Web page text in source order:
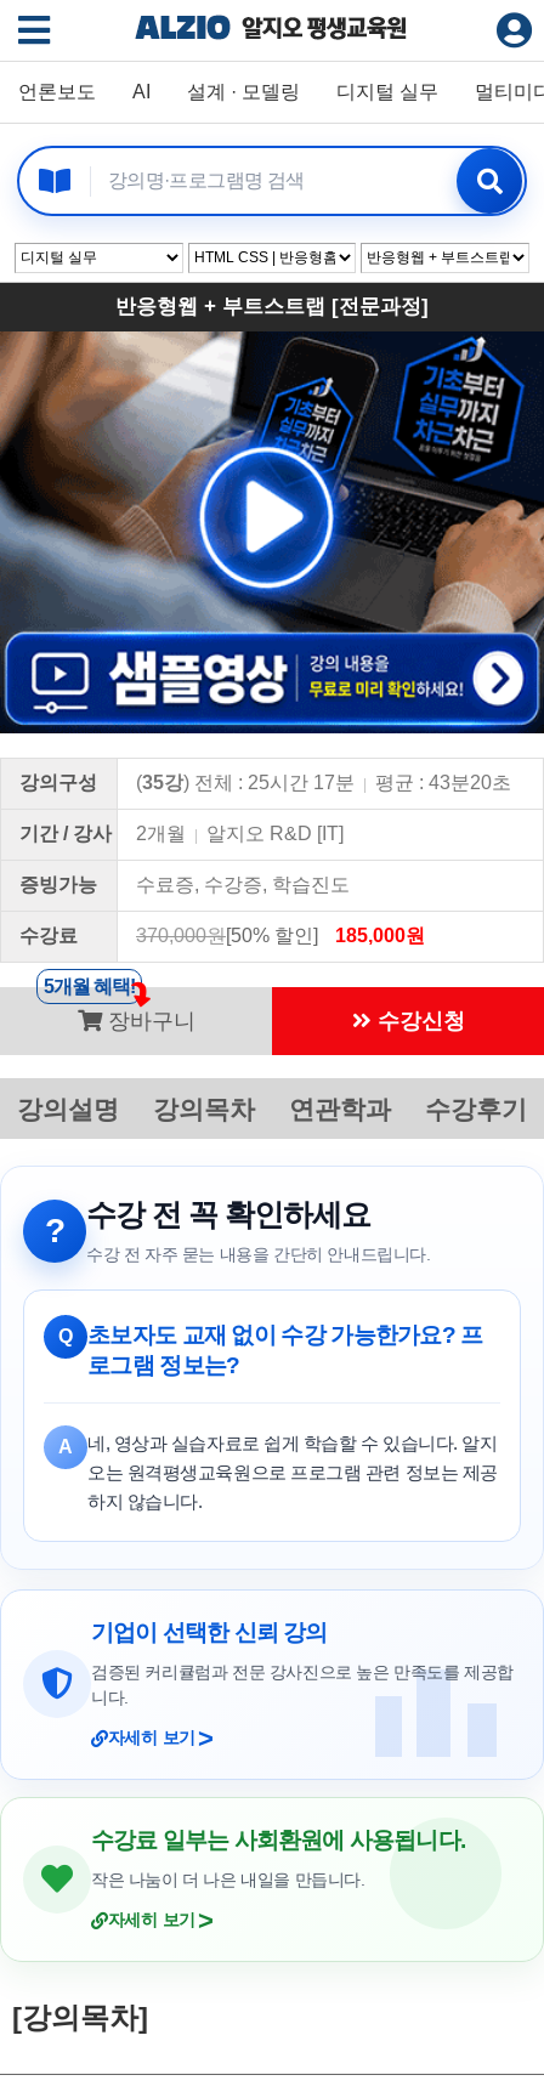
언론보도 AI 설계 · 모델링 디지털 실무 멀티미
반응형웹 + 부트스트랩 [전문과정]
강의구성 (35강) 전체 : 25시간 17분 | 평균 : 43분20초
기간 / 강사 2개월 | 알지오 R&D [IT]
증빙가능 수료증, 수강증, 학습진도
수강료 370,000원[50% 할인] 185,000원
장바구니 수강신청
5개월 혜택!
강의설명 강의목차 연관학과 수강후기
? 수강 전 꼭 확인하세요
수강 전 자주 묻는 내용을 간단히 안내드립니다.
Q
초보자도 교재 없이 수강 가능한가요? 프
로그램 정보는?
A
네, 영상과 실습자료로 쉽게 학습할 수 있습니다. 알지
오는 원격평생교육원으로 프로그램 관련 정보는 제공
하지 않습니다.
기업이 선택한 신뢰 강의
검증된 커리큘럼과 전문 강사진으로 높은 만족도를 제공합
니다.
자세히 보기 >
수강료 일부는 사회환원에 사용됩니다.
작은 나눔이 더 나은 내일을 만듭니다.
자세히 보기 >
[강의목차]